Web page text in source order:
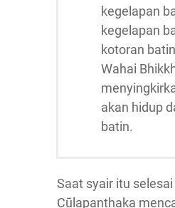
kegelapan
kegelapan
kotoran
Wahai
akan hidup
batin.
Saat syair itu
Cūḷapanthaka